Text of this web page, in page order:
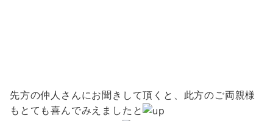
先方の仲人さんにお聞きして頂くと、此方のご両親様
もとても喜んでみえましたと